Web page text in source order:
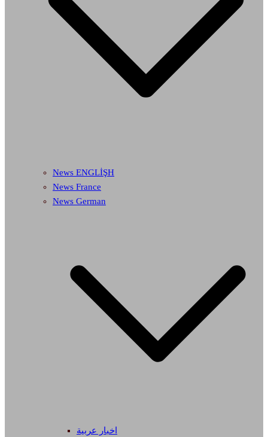
News ENGLİŞH
News France
News German
اخبار عربية